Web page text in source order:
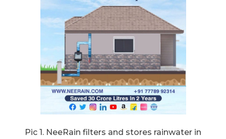
Pic 1. NeeRain filters and stores rainwater in